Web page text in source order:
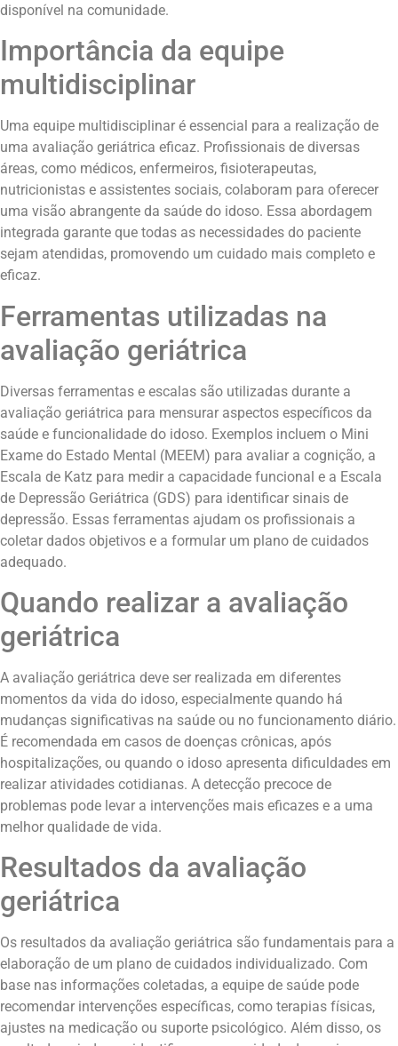
disponível na comunidade.
Importância da equipe
multidisciplinar
Uma equipe multidisciplinar é essencial para a realização de
uma avaliação geriátrica eficaz. Profissionais de diversas
áreas, como médicos, enfermeiros, fisioterapeutas,
nutricionistas e assistentes sociais, colaboram para oferecer
uma visão abrangente da saúde do idoso. Essa abordagem
integrada garante que todas as necessidades do paciente
sejam atendidas, promovendo um cuidado mais completo e
eficaz.
Ferramentas utilizadas na
avaliação geriátrica
Diversas ferramentas e escalas são utilizadas durante a
avaliação geriátrica para mensurar aspectos específicos da
saúde e funcionalidade do idoso. Exemplos incluem o Mini
Exame do Estado Mental (MEEM) para avaliar a cognição, a
Escala de Katz para medir a capacidade funcional e a Escala
de Depressão Geriátrica (GDS) para identificar sinais de
depressão. Essas ferramentas ajudam os profissionais a
coletar dados objetivos e a formular um plano de cuidados
adequado.
Quando realizar a avaliação
geriátrica
A avaliação geriátrica deve ser realizada em diferentes
momentos da vida do idoso, especialmente quando há
mudanças significativas na saúde ou no funcionamento diário.
É recomendada em casos de doenças crônicas, após
hospitalizações, ou quando o idoso apresenta dificuldades em
realizar atividades cotidianas. A detecção precoce de
problemas pode levar a intervenções mais eficazes e a uma
melhor qualidade de vida.
Resultados da avaliação
geriátrica
Os resultados da avaliação geriátrica são fundamentais para a
elaboração de um plano de cuidados individualizado. Com
base nas informações coletadas, a equipe de saúde pode
recomendar intervenções específicas, como terapias físicas,
ajustes na medicação ou suporte psicológico. Além disso, os